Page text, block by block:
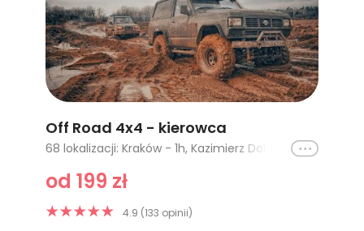
Off Road 4x4 - kierowca
68 lokalizacji: Kraków - 1h, Kazimierz Dolny 1h, Warszawa - 1h, Warszawa - 4h, Wrocław - 1h, Śląsk - 1h, Śląsk - 3 osoby, Łódź, Łódź - 2 godziny, Łódź - 3 godziny, Toruń - 1h, Szczecin - 2h, Lublin - 2 godziny, Kazimierz Dolny 4h, Katowice - 1h, Częstochowa - 1h, Katowice - 2h, Poznań - 2h, Śląsk, Trójmiasto - 1h, Trójmiasto - 2h, Poznań, Lublin - 4 godziny, Wrocław (Kraina Wygasłych Wulkanów), Kraków - 2h, Poznań - 3h, Toruń - 2h, Wyprawa off road - Toruń - 3h, Bydgoszcz - 1h, Bydgoszcz - 2h, Wyprawa off road - Bydgoszcz - 3h, Lublin - 1h, Szczecin - 1h, Bielsko Biała I, Szczecin - 3h, Sudety - 1 godzina, Sudety - 2 godziny, Gliwice, Krynica Zdrój - 1 godzina, Włocławek - 2 godziny, Włocławek - 1 godzina, Krynica Zdrój - 2 godziny, Krynica Zdrój - 3 godziny, Warszawa - trasa STANDARD, Warszawa - trasa PRO, Warszawa - trasa EKSPERT, Czeladź 1h, Zabrze 1h, Wyprawa off road - Poznań (Książ Wlkp) 3h, Wyprawa off road - Poznań (Książ Wlkp) 1,5h, Wyprawa off road - Poznań (Książ Wlkp) 2h, Wyprawa off road - Poznań (Książ Wlkp) 1h, Katowice - 30 minut, Jura Krakowsko - Częstochowska - 30 minut, Jura Krakowsko - Częstochowska - 1h, Jura Krakowsko - Częstochowska - 2h, Legnica, Wałbrzych, Jelenia Góra, Wrocław, Kazimierz Dolny 2h, Szczecin - 30 minut, Wyprawa off road Kołobrzeg - 1h, Wyprawa off road Kołobrzeg - 3h, Kazimierz Dolny 30 min, Łódź - 1h - Custom Car MEGA JEEP Cherokee XJ, Łódź - 30 min - Custom Car MEGA JEEP Cherokee XJ, Trójmiasto - 30 min
Ikona
od 199 zł
4.9 (133 opinii)